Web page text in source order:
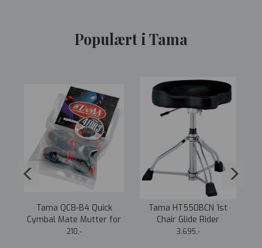
Populært i Tama
Tama QC8-B4 Quick
Cymbal Mate Mutter for
Cymbalstativ 4-Pack
210,-
Tama HT550BCN 1st
Chair Glide Rider
Trommestol Motorsykkel
3.695,-